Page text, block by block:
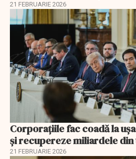
21 FEBRUARIE 2026
Corporațiile fac coadă la
și recupereze miliardele
21 FEBRUARIE 2026